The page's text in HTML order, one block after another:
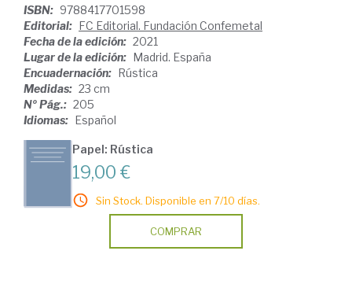
ISBN: 9788417701598
Editorial: FC Editorial. Fundación Confemetal
Fecha de la edición: 2021
Lugar de la edición: Madrid. España
Encuadernación: Rústica
Medidas: 23 cm
Nº Pág.: 205
Idiomas: Español
Papel: Rústica
19,00 €
Sin Stock. Disponible en 7/10 días.
COMPRAR